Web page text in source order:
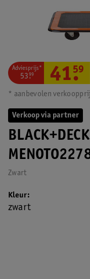
Verkoop via partner
Zwart
Adviesprijs*
53.
99 41.
59
* aanbevolen
Kleur
zwart